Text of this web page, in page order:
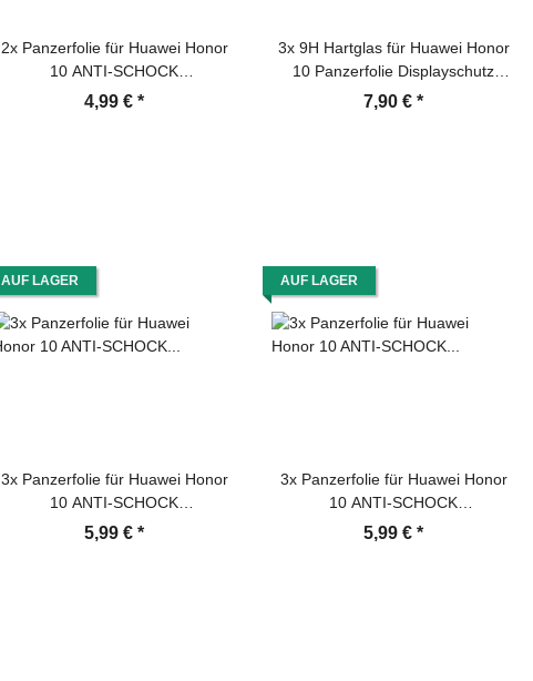
2x Panzerfolie für Huawei Honor
10 ANTI-SCHOCK
Displayschutzfolie HD ULTRA
4,99 € *
3x 9H Hartglas für Huawei Honor
10 Panzerfolie Displayschutz
Schutzglas HD KLAR Panzerglas
7,90 € *
AUF LAGER
3x Panzerfolie für Huawei Honor
10 ANTI-SCHOCK
Displayschutzfolie Folie MATT
5,99 € *
AUF LAGER
3x Panzerfolie für Huawei Honor
10 ANTI-SCHOCK
Displayschutzfolie HD ULTRA
5,99 € *